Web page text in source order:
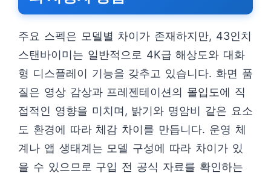
주요 스펙은 모델별 차이가 존재하지만, 43인치
스탠바이미는 일반적으로 4K급 해상도와 대화
형 디스플레이 기능을 갖추고 있습니다. 화면 품
질은 영상 감상과 프레젠테이션의 몰입도에 직
접적인 영향을 미치며, 밝기와 명암비 같은 요소
도 환경에 따라 체감 차이를 만듭니다. 운영 체
계나 앱 생태계는 모델 구성에 따라 차이가 있
을 수 있으므로 구입 전 공식 자료를 확인하는